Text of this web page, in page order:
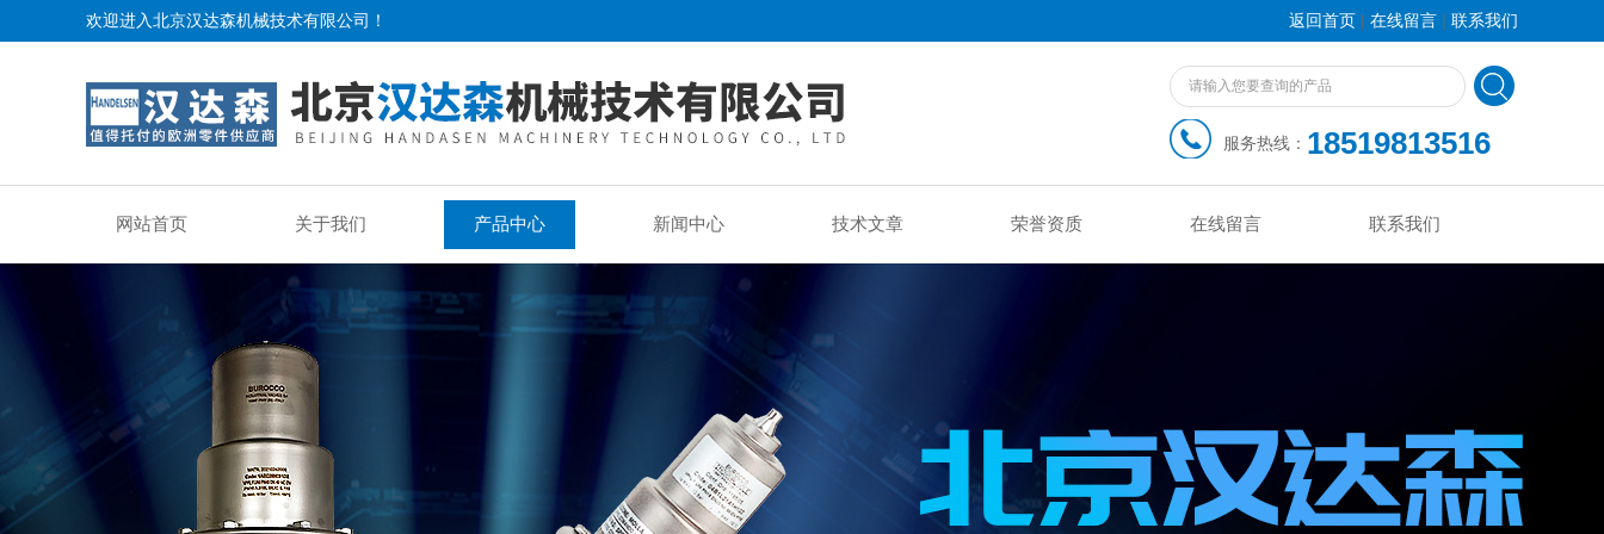
欢迎进入北京汉达森机械技术有限公司！ 返回首页 | 在线留言 | 联系我们
服务热线： 18519813516
网站首页 关于我们 产品中心 新闻中心 技术文章 荣誉资质 在线留言 联系我们